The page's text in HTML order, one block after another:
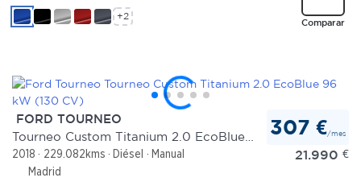
Comparar
+2
FORD TOURNEO
2018 229.082kms Diésel
Manual
Madrid
307 €/mes
21.990 €